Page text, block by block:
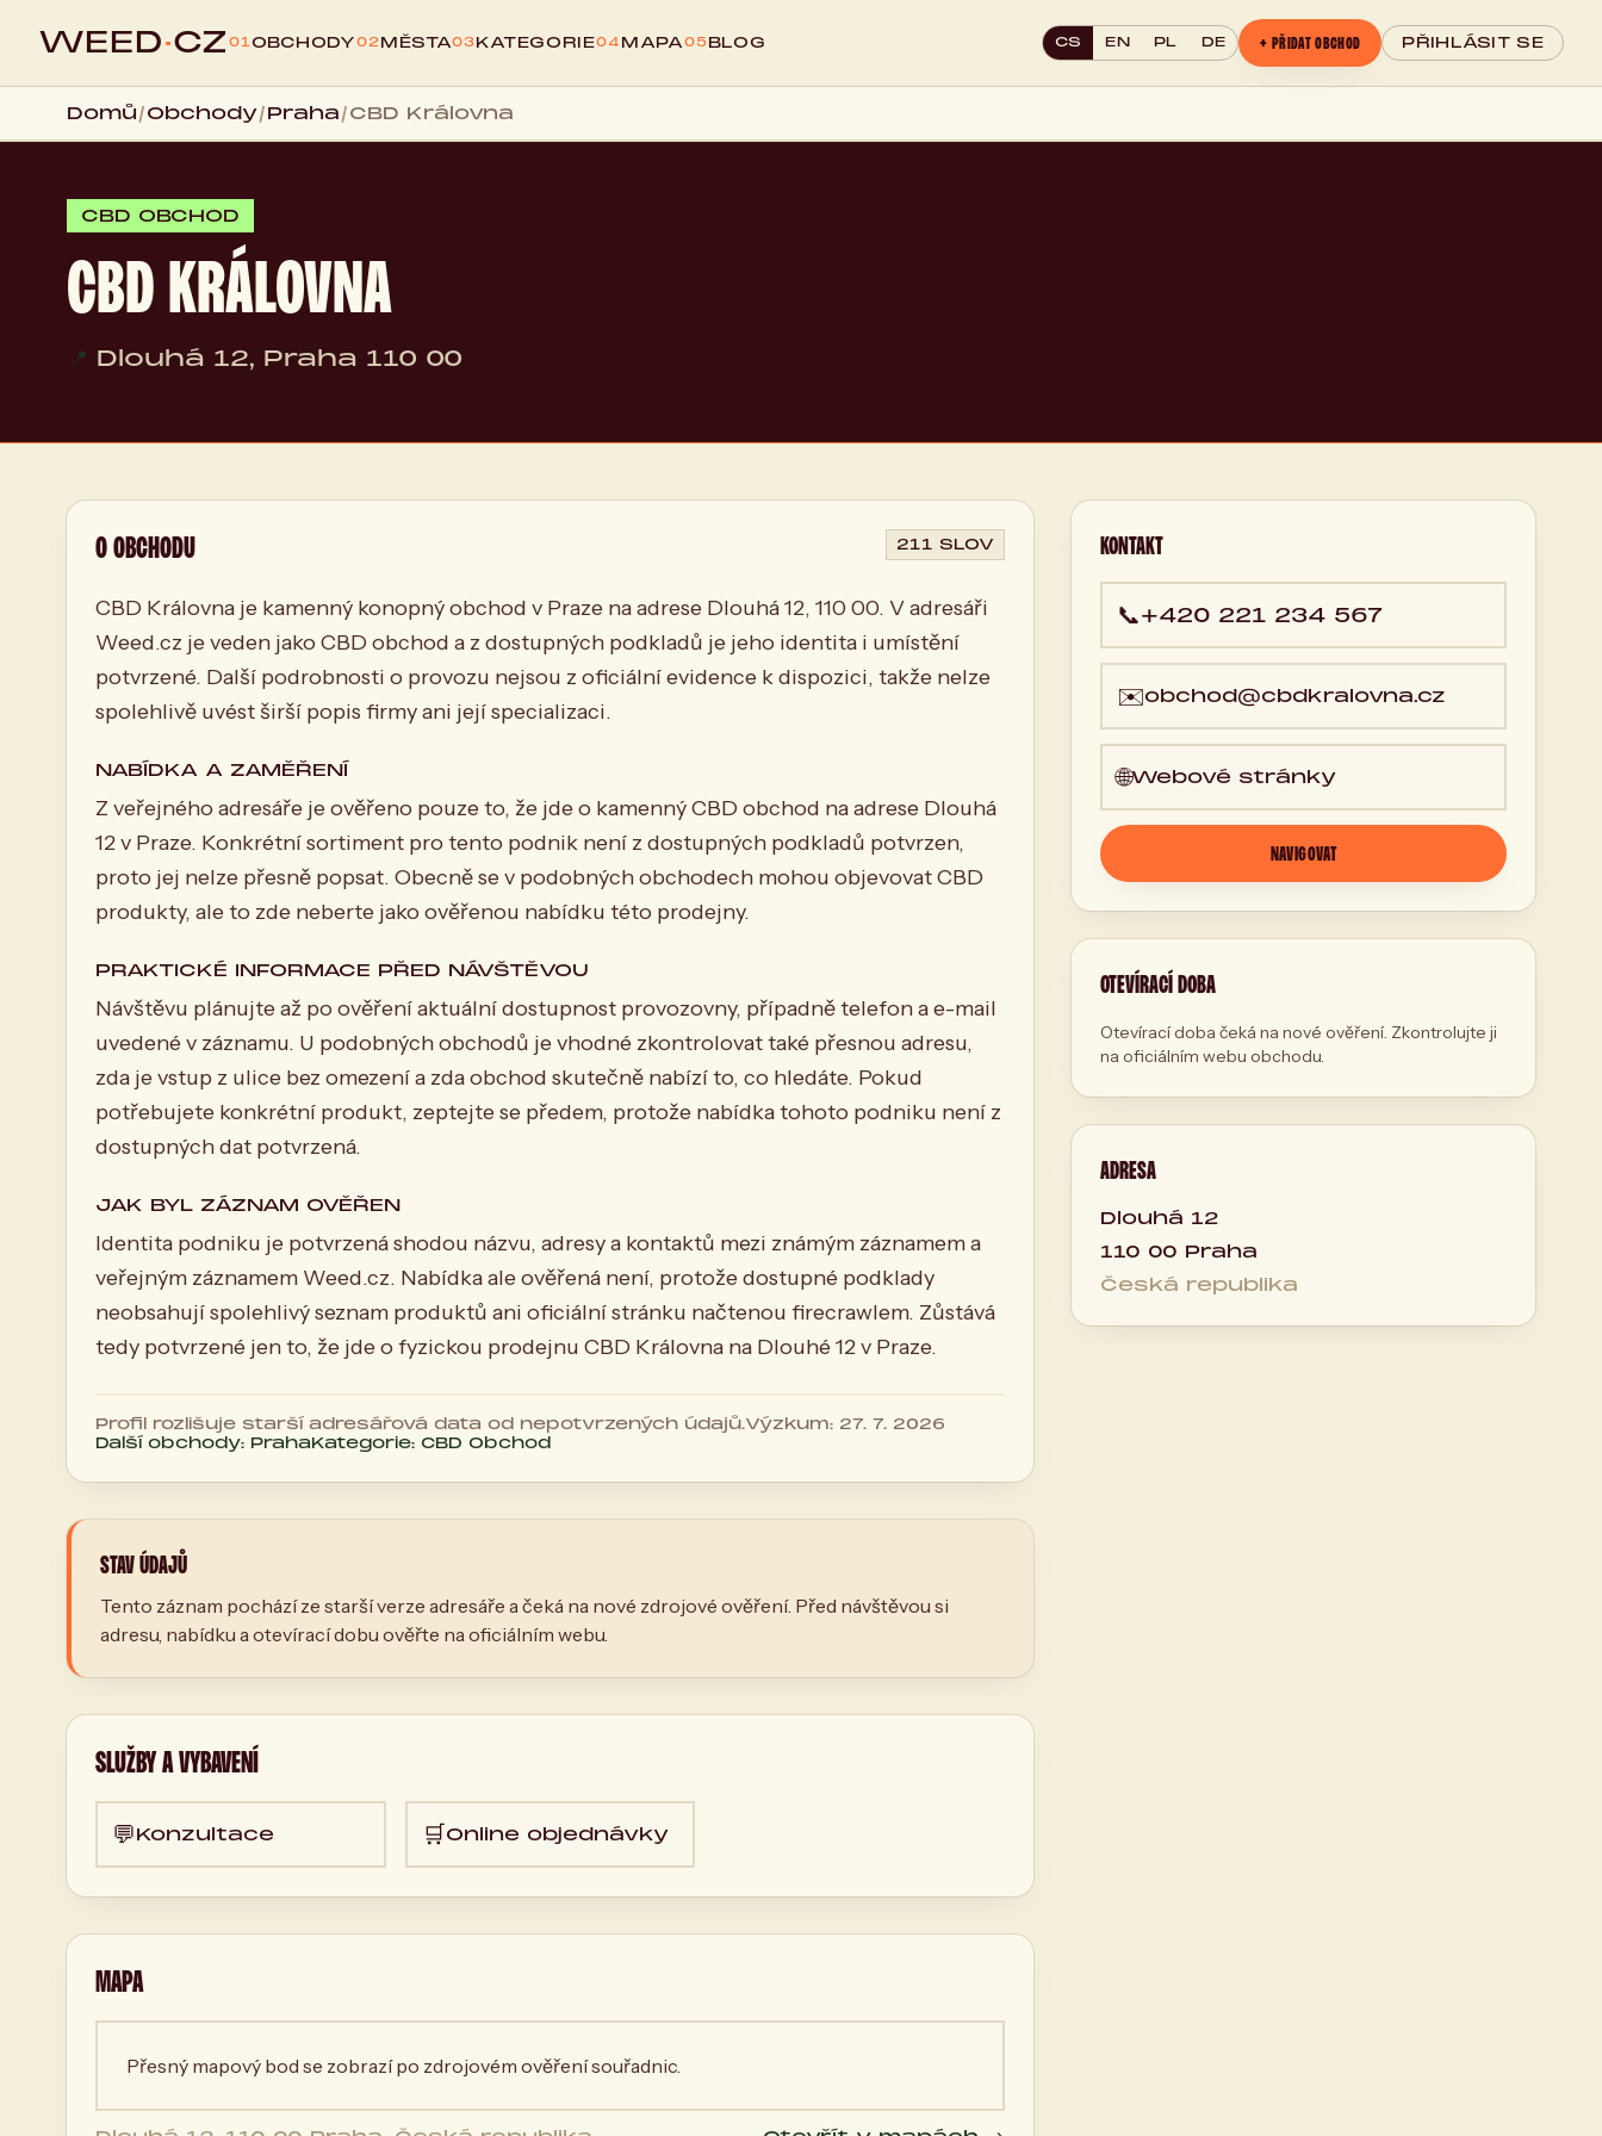
WEED·CZ 01OBCHODY02 MĚSTA03 KATEGORIE04 MAPA05 BLOG CS EN PL DE + PŘIDAT OBCHOD PŘIHLÁSIT SE
Domů/Obchody/Praha/CBD Královna
CBD OBCHOD
CBD KRÁLOVNA
📍 Dlouhá 12, Praha 110 00
O OBCHODU 211 SLOV
CBD Královna je kamenný konopný obchod v Praze na adrese Dlouhá 12, 110 00. V adresáři
Weed.cz je veden jako CBD obchod a z dostupných podkladů je jeho identita i umístění
potvrzené. Další podrobnosti o provozu nejsou z oficiální evidence k dispozici, takže nelze
spolehlivě uvést širší popis firmy ani její specializaci.
NABÍDKA A ZAMĚŘENÍ
Z veřejného adresáře je ověřeno pouze to, že jde o kamenný CBD obchod na adrese Dlouhá
12 v Praze. Konkrétní sortiment pro tento podnik není z dostupných podkladů potvrzen,
proto jej nelze přesně popsat. Obecně se v podobných obchodech mohou objevovat CBD
produkty, ale to zde neberte jako ověřenou nabídku této prodejny.
PRAKTICKÉ INFORMACE PŘED NÁVŠTĚVOU
Návštěvu plánujte až po ověření aktuální dostupnost provozovny, případně telefon a e-mail
uvedené v záznamu. U podobných obchodů je vhodné zkontrolovat také přesnou adresu,
zda je vstup z ulice bez omezení a zda obchod skutečně nabízí to, co hledáte. Pokud
potřebujete konkrétní produkt, zeptejte se předem, protože nabídka tohoto podniku není z
dostupných dat potvrzená.
JAK BYL ZÁZNAM OVĚŘEN
Identita podniku je potvrzená shodou názvu, adresy a kontaktů mezi známým záznamem a
veřejným záznamem Weed.cz. Nabídka ale ověřená není, protože dostupné podklady
neobsahují spolehlivý seznam produktů ani oficiální stránku načtenou firecrawlem. Zůstává
tedy potvrzené jen to, že jde o fyzickou prodejnu CBD Královna na Dlouhé 12 v Praze.
Profil rozlišuje starší adresářová data od nepotvrzených údajů.Výzkum: 27. 7. 2026
Další obchody: PrahaKategorie: CBD Obchod
STAV ÚDAJŮ
Tento záznam pochází ze starší verze adresáře a čeká na nové zdrojové ověření. Před návštěvou si
adresu, nabídku a otevírací dobu ověřte na oficiálním webu.
SLUŽBY A VYBAVENÍ
💬Konzultace 🛒Online objednávky
MAPA
Přesný mapový bod se zobrazí po zdrojovém ověření souřadnic.
KONTAKT
📞+420 221 234 567
✉️obchod@cbdkralovna.cz
🌐Webové stránky
NAVIGOVAT
OTEVÍRACÍ DOBA
Otevírací doba čeká na nové ověření. Zkontrolujte ji
na oficiálním webu obchodu.
ADRESA
Dlouhá 12
110 00 Praha
Česká republika